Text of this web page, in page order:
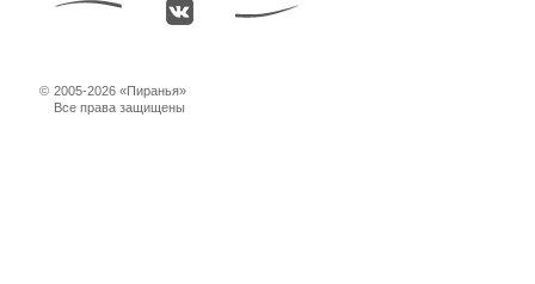
© 2005-2026 «Пиранья»
Все права защищены